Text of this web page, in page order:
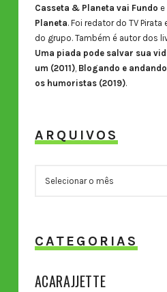
Casseta & Planeta vai Fundo e
Planeta. Foi redator do TV
do grupo. Também é autor dos
Uma piada pode salvar sua
um (2011), Blogando e
os humoristas (2019).
ARQUIVOS
CATEGORIAS
ACARAJJETTE